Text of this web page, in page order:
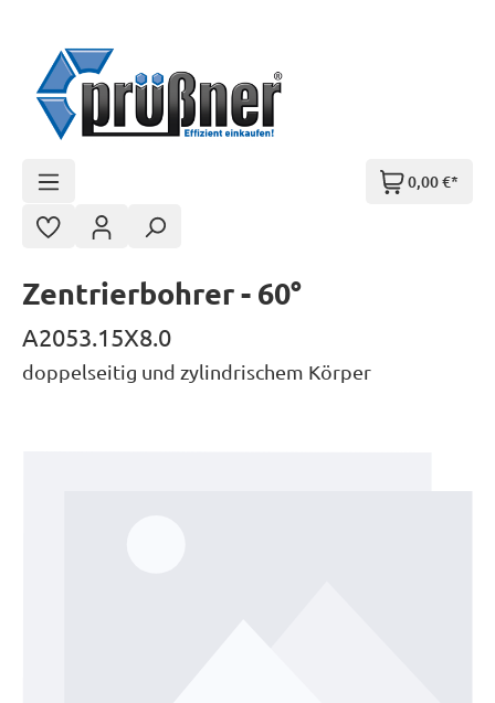
0,00 €*
Zentrierbohrer - 60°
A2053.15X8.0
doppelseitig und zylindrischem Körper